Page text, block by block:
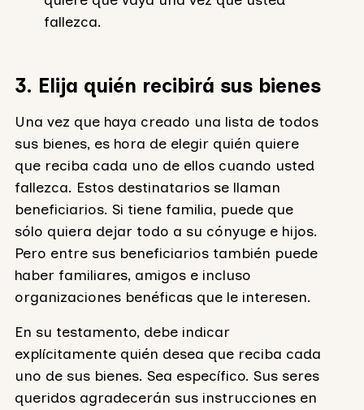
fallezca.
3. Elija quién recibirá sus bienes
Una vez que haya creado una lista de todos
sus bienes, es hora de elegir quién quiere
que reciba cada uno de ellos cuando usted
fallezca. Estos destinatarios se llaman
beneficiarios. Si tiene familia, puede que
sólo quiera dejar todo a su cónyuge e hijos.
Pero entre sus beneficiarios también puede
haber familiares, amigos e incluso
organizaciones benéficas que le interesen.
En su testamento, debe indicar
explícitamente quién desea que reciba cada
uno de sus bienes. Sea específico. Sus seres
queridos agradecerán sus instrucciones en